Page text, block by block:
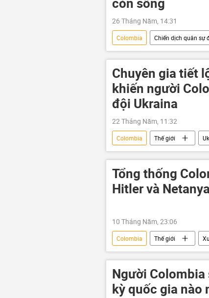
26 Tháng Năm, 14:31
Colombia Chiến dịch quân sự
Ukraina
Quân đội
Chuyên gia tiết
khiến người
đội Ukraina
22 Tháng Năm, 11:32
Colombia Thế giới
Chiến dịch quân sự đặc biệt tại
Tổng thống
Hitler và
10 Tháng Năm, 23:06
Colombia Thế giới
Benjamin Netanyahu
Người
kỳ quốc gia nào